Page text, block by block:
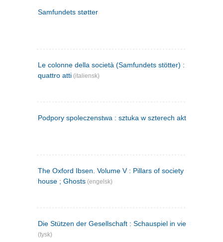
Samfundets støtter
Le colonne della società (Samfundets stötter) : commedia
quattro atti (italiensk)
Podpory spoleczenstwa : sztuka w szterech aktach
The Oxford Ibsen. Volume V : Pillars of society ; A doll's
house ; Ghosts (engelsk)
Die Stützen der Gesellschaft : Schauspiel in vier Aufzügen
(tysk)